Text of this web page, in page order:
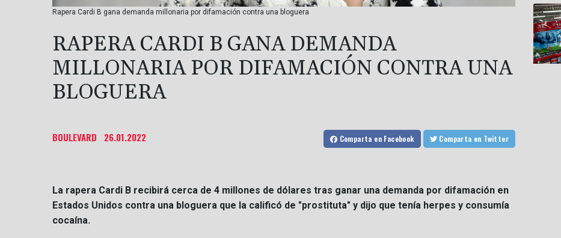
Rapera Cardi B gana demanda millonaria por difamación contra una bloguera
RAPERA CARDI B GANA DEMANDA
MILLONARIA POR DIFAMACIÓN CONTRA UNA
BLOGUERA
BOULEVARD 26.01.2022 Comparta en Facebook Comparta en Twitter
La rapera Cardi B recibirá cerca de 4 millones de dólares tras ganar una demanda por difamación en
Estados Unidos contra una bloguera que la calificó de "prostituta" y dijo que tenía herpes y consumía
cocaína.